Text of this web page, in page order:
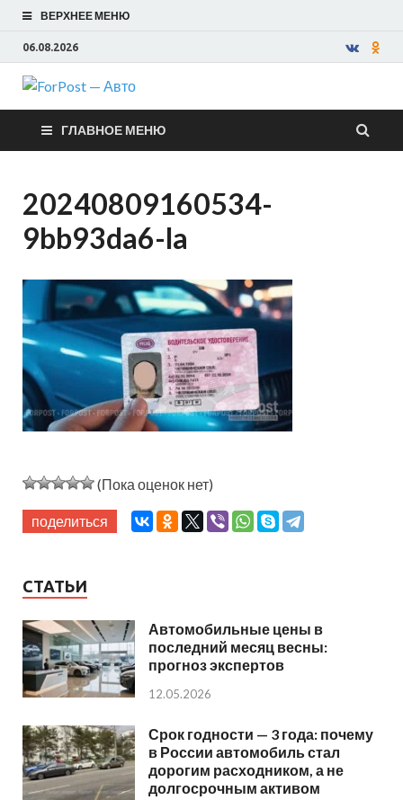
ВЕРХНЕЕ МЕНЮ
06.08.2026
ForPost —
Авто
ГЛАВНОЕ МЕНЮ
20240809160534-
9bb93da6-la
(Пока оценок нет)
поделиться
СТАТЬИ
Автомобильные цены в
последний месяц весны:
прогноз экспертов
12.05.2026
Срок годности — 3 года: почему
в России автомобиль стал
дорогим расходником, а не
долгосрочным активом